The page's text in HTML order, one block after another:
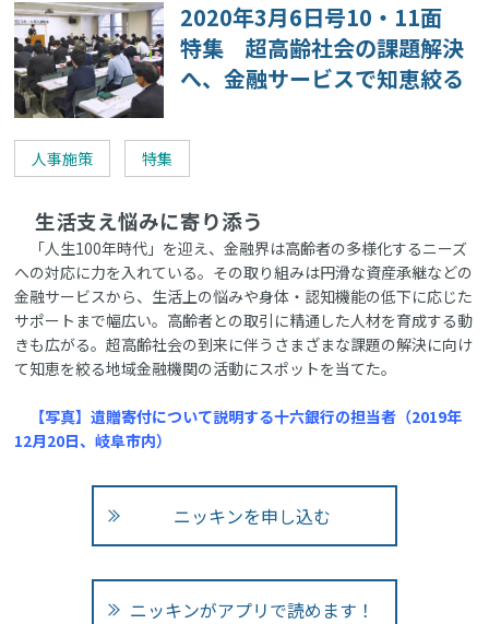
2020年3月6日号10・11面
特集 超高齢社会の課題解決
へ、金融サービスで知恵絞る
人事施策 特集
生活支え悩みに寄り添う
「人生100年時代」を迎え、金融界は高齢者の多様化するニーズ
への対応に力を入れている。その取り組みは円滑な資産承継などの
金融サービスから、生活上の悩みや身体・認知機能の低下に応じた
サポートまで幅広い。高齢者との取引に精通した人材を育成する動
きも広がる。超高齢社会の到来に伴うさまざまな課題の解決に向け
て知恵を絞る地域金融機関の活動にスポットを当てた。
【写真】遺贈寄付について説明する十六銀行の担当者（2019年
12月20日、岐阜市内）
ニッキンを申し込む
ニッキンがアプリで読めます！